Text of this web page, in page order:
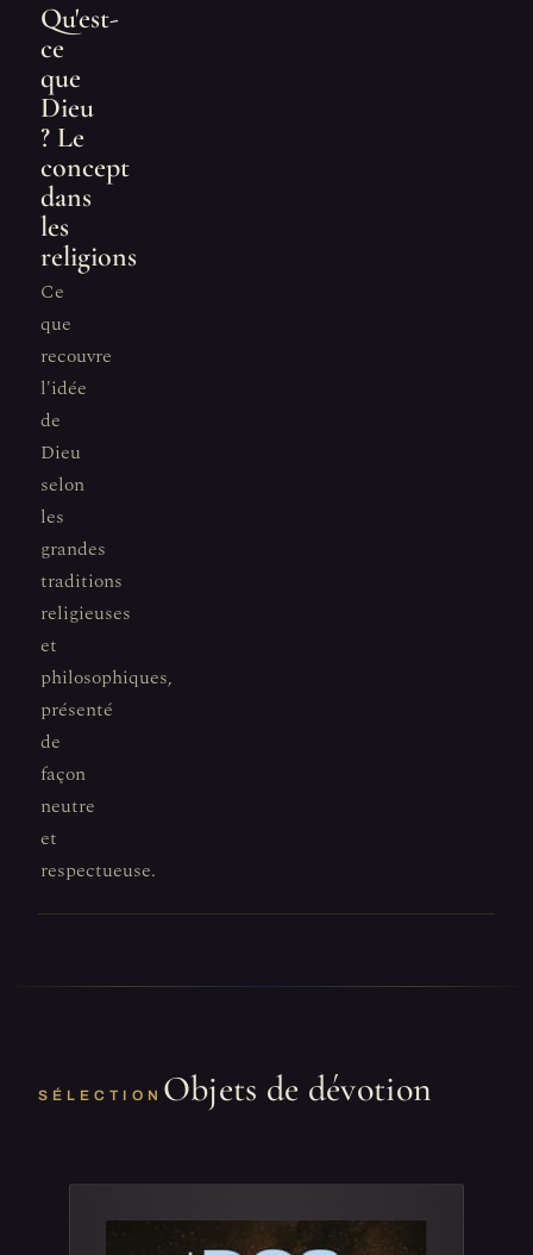
Qu'est-
ce
que
Dieu
? Le
concept
dans
les
religions
Ce
que
recouvre
l'idée
de
Dieu
selon
les
grandes
traditions
religieuses
et
philosophiques,
présenté
de
façon
neutre
et
respectueuse.
SÉLECTION Objets de dévotion